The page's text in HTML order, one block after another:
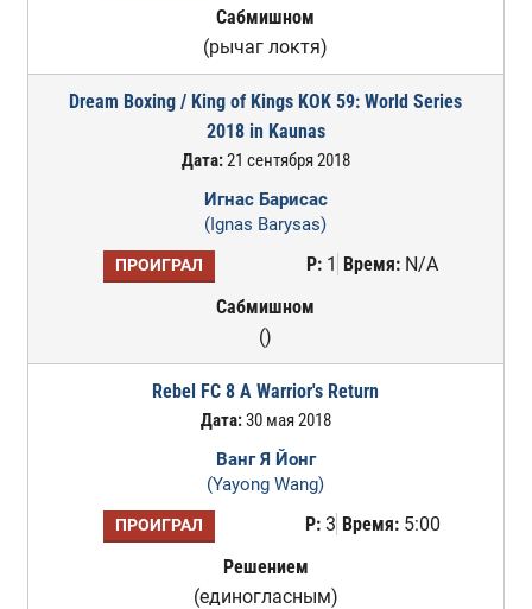
Сабмишном
(рычаг локтя)
Dream Boxing / King of Kings KOK 59: World Series
2018 in Kaunas
Дата:21 сентября 2018
Игнас Барисас
(Ignas Barysas)
ПРОИГРАЛ Р: 1 Время: N/A
Сабмишном
()
Rebel FC 8 A Warrior's Return
Дата:30 мая 2018
Ванг Я Йонг
(Yayong Wang)
ПРОИГРАЛ Р:3 Время:5:00
Решением
(единогласным)